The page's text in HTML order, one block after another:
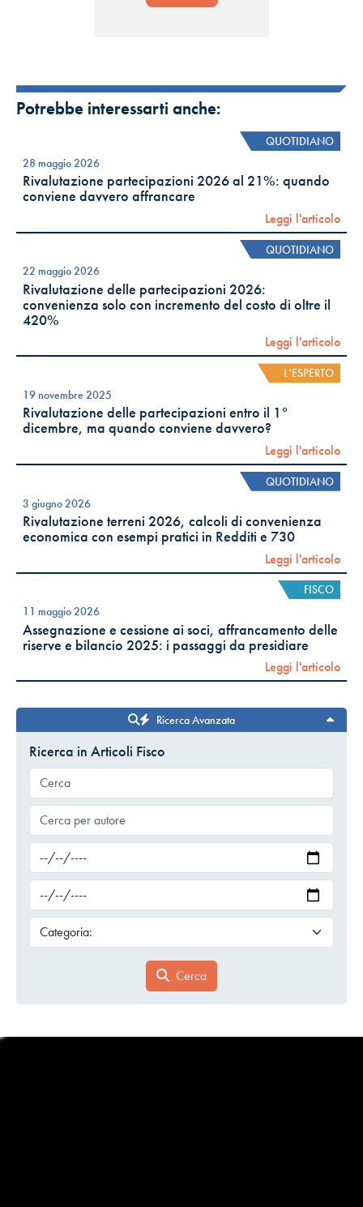
Potrebbe interessarti anche:
QUOTIDIANO
28 maggio 2026
Rivalutazione partecipazioni 2026 al 21%: quando
conviene davvero affrancare
Leggi l'articolo
QUOTIDIANO
22 maggio 2026
Rivalutazione delle partecipazioni 2026:
convenienza solo con incremento del costo di oltre il
420%
Leggi l'articolo
L’ESPERTO
19 novembre 2025
Rivalutazione delle partecipazioni entro il 1°
dicembre, ma quando conviene davvero?
Leggi l'articolo
QUOTIDIANO
3 giugno 2026
Rivalutazione terreni 2026, calcoli di convenienza
economica con esempi pratici in Redditi e 730
Leggi l'articolo
FISCO
11 maggio 2026
Assegnazione e cessione ai soci, affrancamento delle
riserve e bilancio 2025: i passaggi da presidiare
Leggi l'articolo
Ricerca Avanzata
Ricerca in Articoli Fisco
Cerca